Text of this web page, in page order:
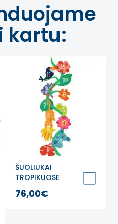
kartu:
ŠUOLIUKAI
TROPIKUOSE
Grindų lipdukas
žaidimams
76,00€